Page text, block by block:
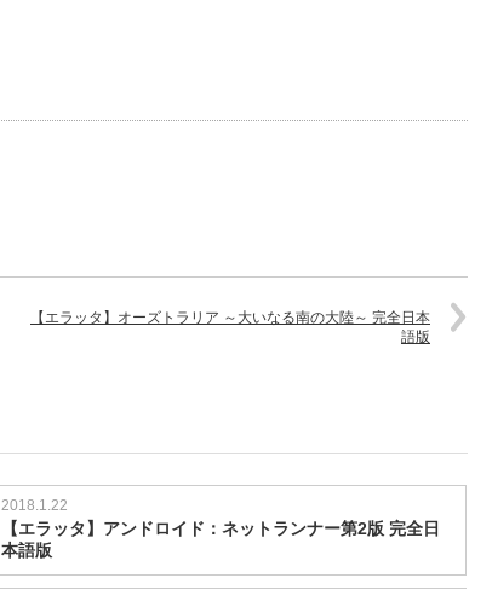
【エラッタ】オーズトラリア ～大いなる南の大陸～ 完全日本
語版
2018.1.22
【エラッタ】アンドロイド：ネットランナー第2版 完全日
本語版